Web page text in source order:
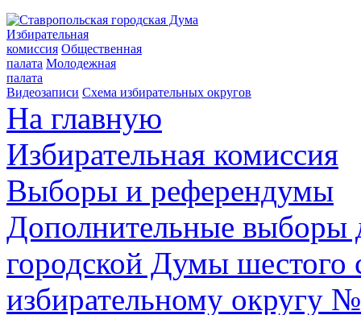
Избирательная
комиссия Общественная
палата Молодежная
палата
Видеозаписи Схема избирательных округов
На главную
Избирательная комиссия
Выборы и референдумы
Дополнительные выборы
городской Думы шестого
избирательному округу